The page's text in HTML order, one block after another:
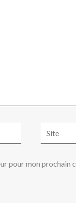
Site
pour mon prochain